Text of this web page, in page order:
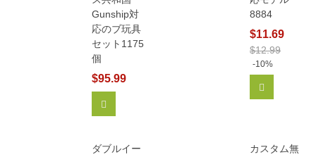
Gunship対
応のブ玩具
セット1175
個
$95.99
8884
$11.69
$12.99
-10%
ダブルイー
カスタム無